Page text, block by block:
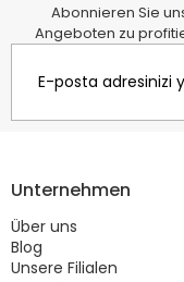
Abonnieren Sie
Angeboten zu
Unternehmen
Über uns
Blog
Unsere Filialen